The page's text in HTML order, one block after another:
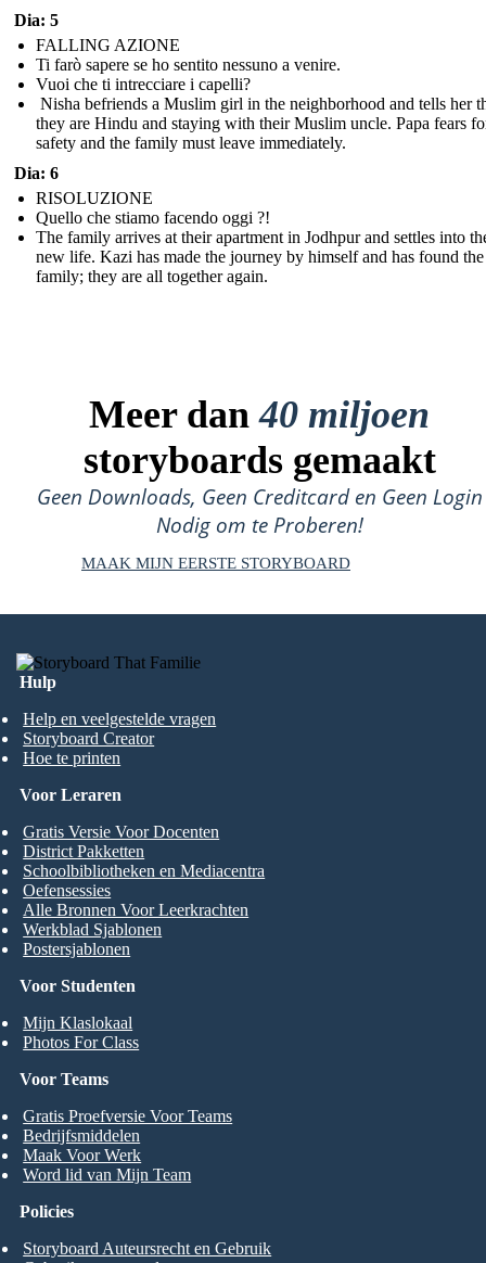
Dia: 5
FALLING AZIONE
Ti farò sapere se ho sentito nessuno a venire.
Vuoi che ti intrecciare i capelli?
Nisha befriends a Muslim girl in the neighborhood and tells her
they are Hindu and staying with their Muslim uncle. Papa fears
safety and the family must leave immediately.
Dia: 6
RISOLUZIONE
Quello che stiamo facendo oggi ?!
The family arrives at their apartment in Jodhpur and settles into
new life. Kazi has made the journey by himself and has found the
family; they are all together again.
Meer dan40 miljoen
storyboards gemaakt
Geen Downloads, Geen Creditcard en Geen Login
Nodig om te Proberen!
MAAK MIJN EERSTE STORYBOARD
Hulp
Help en veelgestelde vragen
Storyboard Creator
Hoe te printen
Voor Studenten
Mijn Klaslokaal
Photos For Class
Voor Leraren
Gratis Versie Voor Docenten
District Pakketten
Schoolbibliotheken en Mediacentra
Oefensessies
Alle Bronnen Voor Leerkrachten
Werkblad Sjablonen
Postersjablonen
Voor Teams
Gratis Proefversie Voor Teams
Bedrijfsmiddelen
Maak Voor Werk
Word lid van Mijn Team
Policies
Storyboard Auteursrecht en Gebruik